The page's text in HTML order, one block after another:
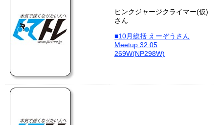
ピンクジャージクライマー(仮)
さん
■10月総括 えーぞうさん
Meetup 32:05
269W(NP298W)